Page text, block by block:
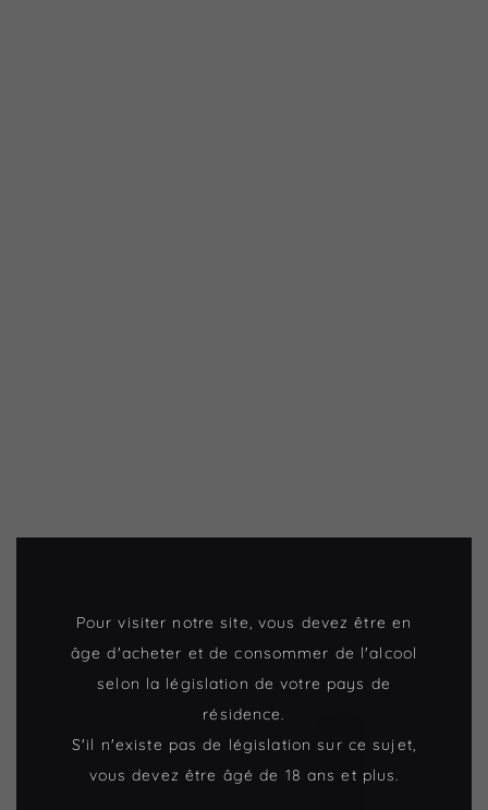
Pour visiter notre site, vous devez être en
âge d'acheter et de consommer de l'alcool
selon la législation de votre pays de
résidence.
S'il n'existe pas de législation sur ce sujet,
vous devez être âgé de 18 ans et plus.